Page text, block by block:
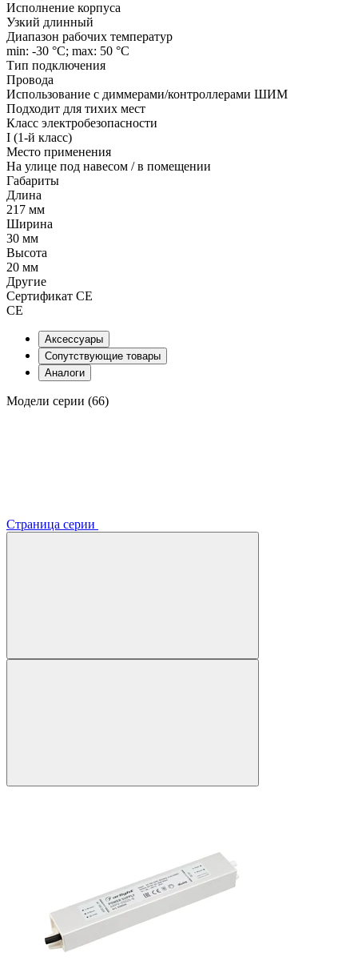
Исполнение корпуса
Узкий длинный
Диапазон рабочих температур
min: -30 °C; max: 50 °C
Тип подключения
Провода
Использование с диммерами/контроллерами ШИМ
Подходит для тихих мест
Класс электробезопасности
I (1-й класс)
Место применения
На улице под навесом / в помещении
Габариты
Длина
217 мм
Ширина
30 мм
Высота
20 мм
Другие
Сертификат CE
СЕ
Аксессуары
Сопутствующие товары
Аналоги
Модели серии (66)
Страница серии